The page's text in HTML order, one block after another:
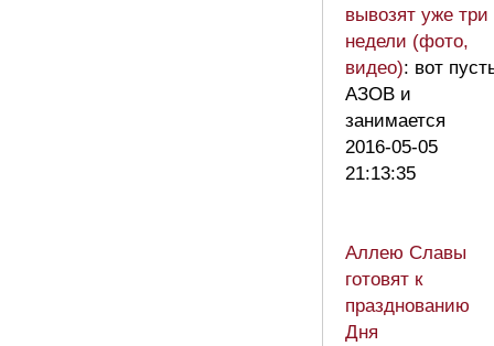
вывозят уже три
недели (фото,
видео): вот
АЗОВ и
занимается
2016-05-05
21:13:35
Аллею Славы
готовят к
празднованию
Дня